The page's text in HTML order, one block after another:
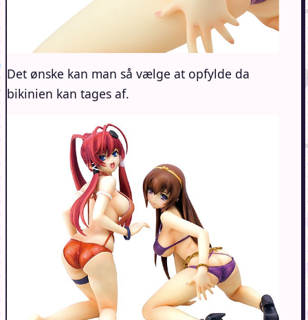
Det ønske kan man så vælge at opfylde da
bikinien kan tages af.